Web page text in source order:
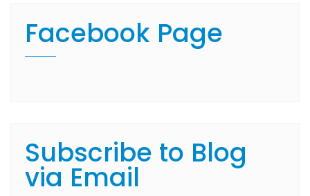
Facebook Page
Subscribe to Blog
via Email